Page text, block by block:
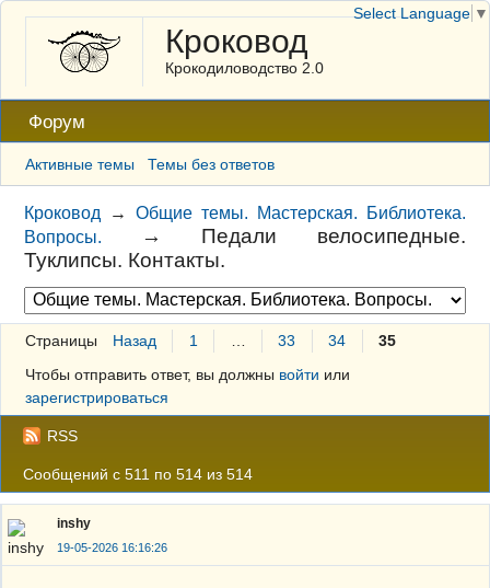
Кроковод
Крокодиловодство 2.0
Форум
Активные темы Темы без ответов
Кроковод →Общие темы. Мастерская. Библиотека.
Вопросы.
→ Педали велосипедные.
Туклипсы. Контакты.
Страницы Назад 1 33 34
35
Чтобы отправить ответ, вы должны войти или
зарегистрироваться
RSS
Сообщений с 511 по 514 из 514
inshy
19-05-2026 16:16:26
Select Language ▼